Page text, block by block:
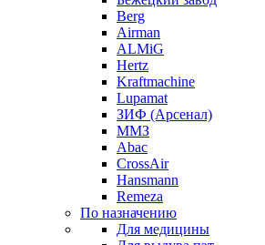
Berg
Airman
ALMiG
Hertz
Kraftmachine
Lupamat
ЗИФ (Арсенал)
ММЗ
Abac
CrossAir
Hansmann
Remeza
По назначению
Для медицины